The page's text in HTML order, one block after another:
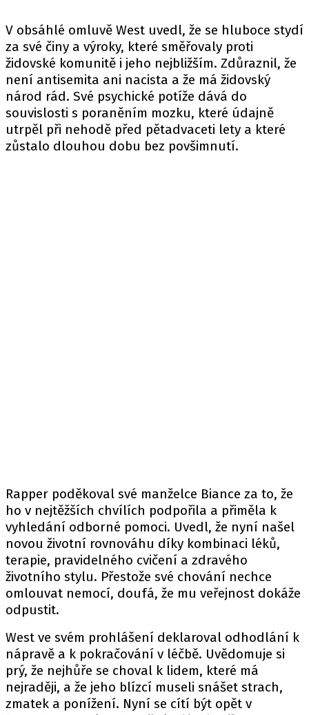
V obsáhlé omluvě West uvedl, že se hluboce stydí
za své činy a výroky, které směřovaly proti
židovské komunitě i jeho nejbližším. Zdůraznil, že
není antisemita ani nacista a že má židovský
národ rád. Své psychické potíže dává do
souvislosti s poraněním mozku, které údajně
utrpěl při nehodě před pětadvaceti lety a které
zůstalo dlouhou dobu bez povšimnutí.
Rapper poděkoval své manželce Biance za to, že
ho v nejtěžších chvílích podpořila a přiměla k
vyhledání odborné pomoci. Uvedl, že nyní našel
novou životní rovnováhu díky kombinaci léků,
terapie, pravidelného cvičení a zdravého
životního stylu. Přestože své chování nechce
omlouvat nemocí, doufá, že mu veřejnost dokáže
odpustit.
West ve svém prohlášení deklaroval odhodlání k
nápravě a k pokračování v léčbě. Uvědomuje si
prý, že nejhůře se choval k lidem, které má
nejraději, a že jeho blízcí museli snášet strach,
zmatek a ponížení. Nyní se cítí být opět v